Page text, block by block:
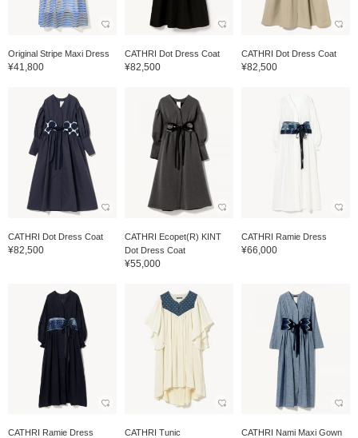
Original Stripe Maxi Dress
¥41,800
CATHRI Dot Dress Coat
¥82,500
CATHRI Dot Dress Coat
¥82,500
CATHRI Dot Dress Coat
¥82,500
CATHRI Ecopet(R) KINT
Dot Dress Coat
¥55,000
CATHRI Ramie Dress
¥66,000
CATHRI Ramie Dress CATHRI Tunic
CATHRI Nami Maxi Gown